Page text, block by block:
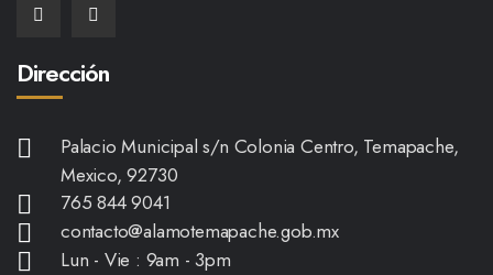
Dirección
Palacio Municipal s/n Colonia Centro, Temapache,
Mexico, 92730
765 844 9041
contacto@alamotemapache.gob.mx
Lun - Vie : 9am - 3pm